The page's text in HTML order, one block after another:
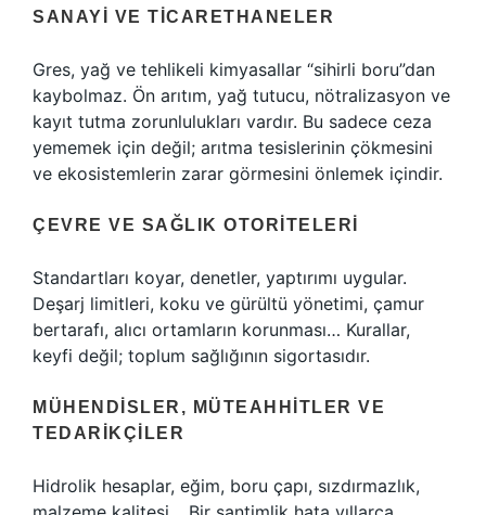
SANAYI VE TICARETHANELER
Gres, yağ ve tehlikeli kimyasallar “sihirli boru”dan
kaybolmaz. Ön arıtım, yağ tutucu, nötralizasyon ve
kayıt tutma zorunlulukları vardır. Bu sadece ceza
yememek için değil; arıtma tesislerinin çökmesini
ve ekosistemlerin zarar görmesini önlemek içindir.
ÇEVRE VE SAĞLIK OTORITELERI
Standartları koyar, denetler, yaptırımı uygular.
Deşarj limitleri, koku ve gürültü yönetimi, çamur
bertarafı, alıcı ortamların korunması… Kurallar,
keyfi değil; toplum sağlığının sigortasıdır.
MÜHENDISLER, MÜTEAHHITLER VE
TEDARIKÇILER
Hidrolik hesaplar, eğim, boru çapı, sızdırmazlık,